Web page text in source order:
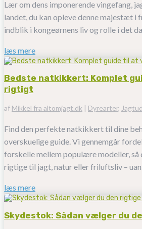
Lær om dens imponerende vingefang,
landet, du kan opleve denne majestæt i
indblik i kongeørnens liv og rolle i det
læs mere
Bedste natkikkert: Komplet
rigtigt
af Mikkel fra altomjagt.dk | Dyrearter,
Find den perfekte natkikkert til dine
overskuelige guide. Vi gennemgår
forskelle mellem populære modeller, så
rigtige til jagt, natur eller friluftsliv –
læs mere
Skydestok: Sådan vælger du